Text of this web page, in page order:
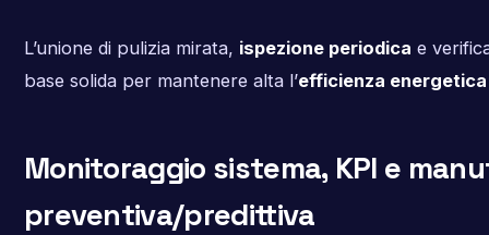
L’unione di pulizia mirata, ispezione periodica e
base solida per mantenere alta l’efficienza energetica
Monitoraggio sistema, KPI e
preventiva/predittiva